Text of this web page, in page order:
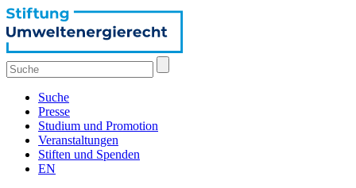
Suche
Presse
Studium und Promotion
Veranstaltungen
Stiften und Spenden
EN